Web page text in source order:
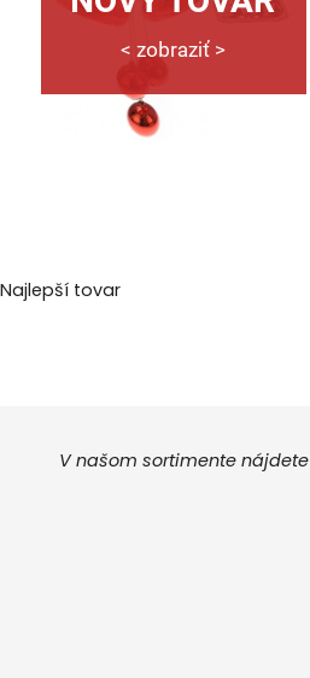
Najlepší tovar
V našom sortimente